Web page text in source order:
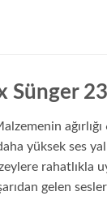
Sünger
yüksek ses
rahatlıkla
gelen